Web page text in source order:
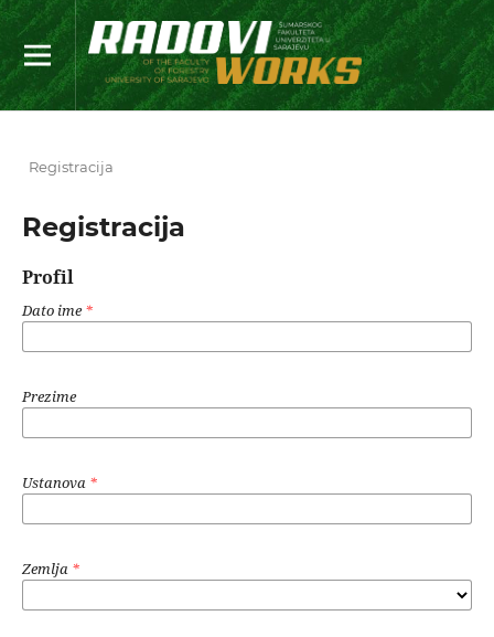
Registracija
Registracija
Profil
Dato ime*
Prezime
Ustanova *
Zemlja *